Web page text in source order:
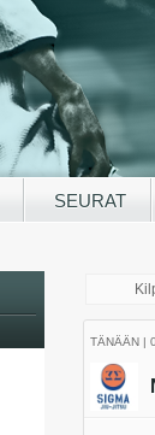
SEURAT